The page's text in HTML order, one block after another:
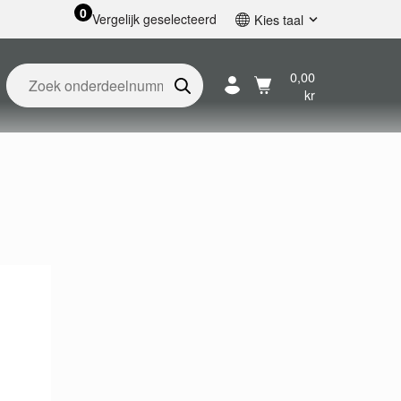
0 Vergelijk geselecteerd Kies taal
Svenska
Français
Nederlands
0,00
kr